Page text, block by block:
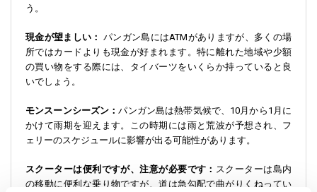
う。
現金が望ましい： パンガン島にはATMがありますが、多くの場
所ではカードよりも現金が好まれます。特に離れた地域や少額
の買い物をする際には、タイバーツをいくらか持っていると良
いでしょう。
モンスーンシーズン：パンガン島は熱帯気候で、10月から1月に
かけて雨期を迎えます。この時期には雨と荒波が予想され、フ
ェリーのスケジュールに影響が出る可能性があります。
スクーターは便利ですが、注意が必要です： スクーターは島内
の移動に便利な乗り物ですが、道は急勾配で曲がりくねってい